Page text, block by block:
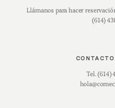
Llámanos para hacer
(614)
CONTACTO
Tel. (614)